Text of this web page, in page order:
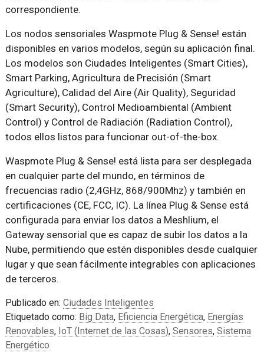
correspondiente.
Los nodos sensoriales Waspmote Plug & Sense! están
disponibles en varios modelos, según su aplicación final.
Los modelos son Ciudades Inteligentes (Smart Cities),
Smart Parking, Agricultura de Precisión (Smart
Agriculture), Calidad del Aire (Air Quality), Seguridad
(Smart Security), Control Medioambiental (Ambient
Control) y Control de Radiación (Radiation Control),
todos ellos listos para funcionar out-of-the-box.
Waspmote Plug & Sense! está lista para ser desplegada
en cualquier parte del mundo, en términos de
frecuencias radio (2,4GHz, 868/900Mhz) y también en
certificaciones (CE, FCC, IC). La línea Plug & Sense está
configurada para enviar los datos a Meshlium, el
Gateway sensorial que es capaz de subir los datos a la
Nube, permitiendo que estén disponibles desde cualquier
lugar y que sean fácilmente integrables con aplicaciones
de terceros.
Publicado en: Ciudades Inteligentes
Etiquetado como: Big Data, Eficiencia Energética, Energías
Renovables, IoT (Internet de las Cosas), Sensores, Sistema
Energético